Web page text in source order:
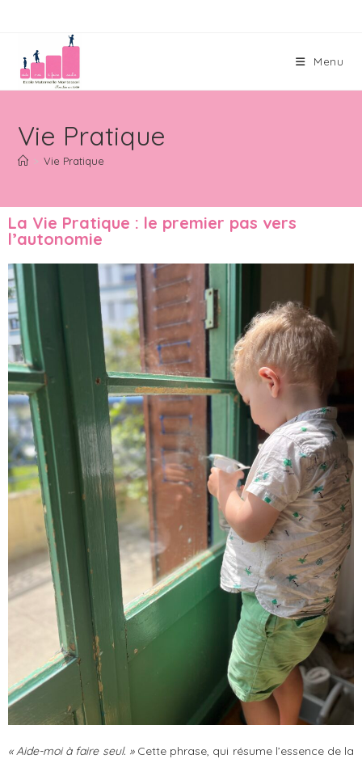
Menu
Vie Pratique
> Vie Pratique
La Vie Pratique : le premier pas vers
l’autonomie
« Aide-moi à faire seul. »Cette phrase, qui résume l’essence de la